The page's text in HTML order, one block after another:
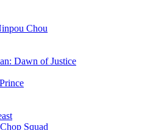
Chou
Dawn of Justice
Squad